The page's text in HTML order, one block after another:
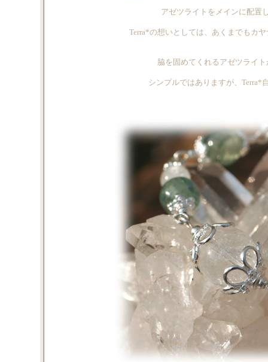
アゼツライトをメインに配置
Terra*の想いとしては、あくまでもカ
脇を固めてくれるアゼツライ
シンプルではありますが、